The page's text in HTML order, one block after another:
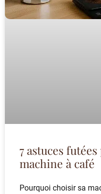
7 astuces
machine à café
Pourquoi choisir sa